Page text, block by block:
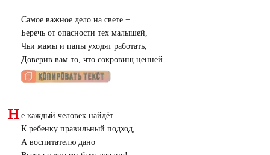
Самое важное дело на свете −
Беречь от опасности тех малышей,
Чьи мамы и папы уходят работать,
Доверив вам то, что сокровищ ценней.
Н е каждый человек найдёт
К ребенку правильный подход,
А воспитателю дано